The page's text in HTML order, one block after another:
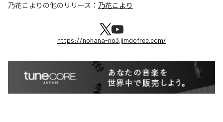
乃花こより の他のリリース： 乃花こより
https://nohana-no3.jimdofree.com/